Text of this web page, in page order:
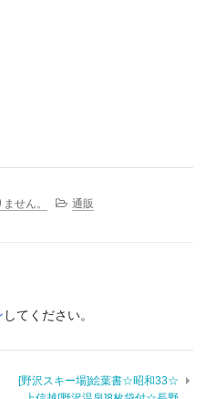
せん。 通販
してください。
[野沢スキー場]絵葉書☆昭和33☆